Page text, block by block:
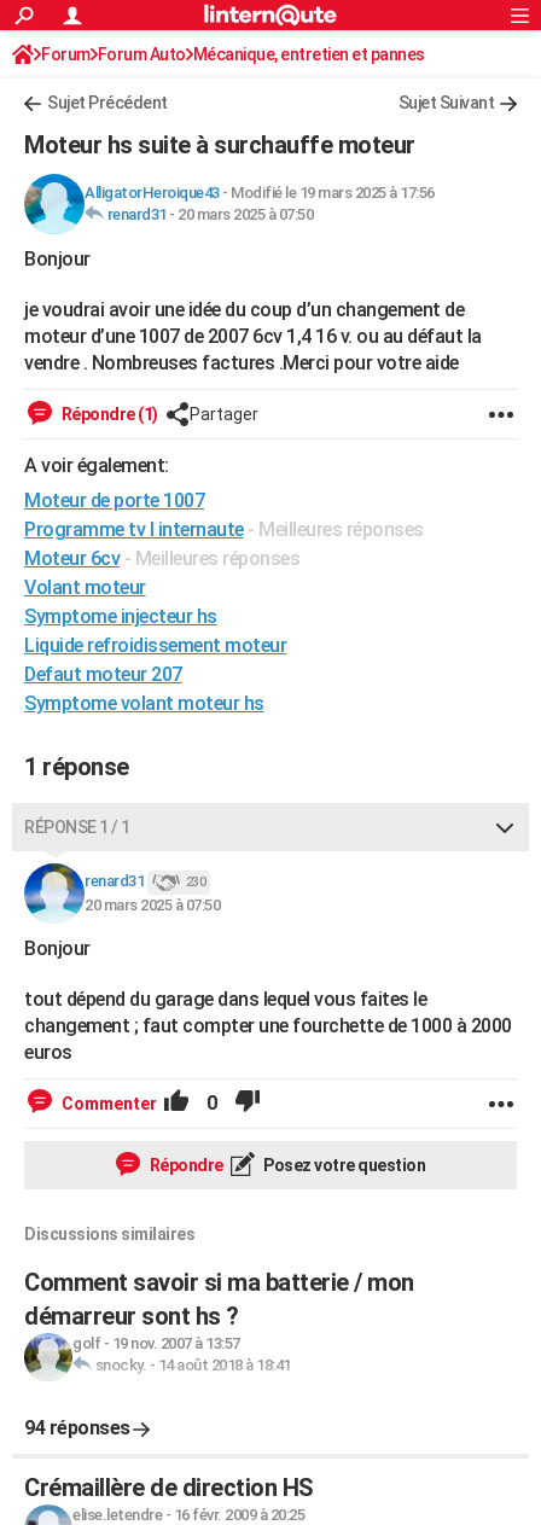
ACTUALITÉS
Politique
Société
Faits Divers
Education
Monde
Villes
+
FINANCE
Retraite
Impôts
Epargne
Immobilier
Risques naturels par ville
Banque
Assurance
Crédit
AUTO
Essais
Réserver un essai
Citadines
Berlines
SUV
Forum auto
+HIGH-TECH
Mobiles
Meilleur smartphone
Internet
Ordinateurs
Jeux vidéo
Guide high-tech
+BRICOLAGE
Forum
Aménagement intérieur
Extérieur
Cuisine
Salle de bains
Jardinage
Rangement
WEEK-END
Guides de France
Escapades
Patrimoine
Expositions
Musées
Week-end nature
LIFESTYLE
Art de vivre
Bien-être
Loisirs
Mode
Modes de vie
SANTE
Alimentation
Guide de la santé
Maladies
Médicaments
Sommeil
VOYAGE
Destinations
City break
Voyage nature
Voyage de noces
Forum
Climat
+PHOTO
GUIDES D'ACHAT
BONS PLANS
CARTE DE VOEUX
Carte de Noël
Carte Bonne année
Carte Saint-Valentin
Carte Pâques
Carte d'anniversaire
DICTIONNAIRE
PROGRAMME TV
COPAINS D'AVANT
S'inscrire
Se connecter
Lycées
Collèges
Primaires
Universités
Entreprises
Service militaire
Avis de recherche
AVIS DE DÉCÈS
FORUM
Bricolage
Lifestyle
Culture
Sport
Auto
Television
Voyage
Cinema
Rechercher
S'inscrire
Connexion
Forum Forum Auto Mécanique, entretien et pannes
Sujet Précédent Sujet Suivant
Moteur hs suite à surchauffe moteur
AlligatorHeroique43- Modifié le 19 mars 2025 à 17:56
renard31 - 20 mars 2025 à 07:50
Bonjour
je voudrai avoir une idée du coup d’un changement de
moteur d’une 1007 de 2007 6cv 1,4 16 v. ou au défaut la
vendre . Nombreuses factures .Merci pour votre aide
Répondre (1) Partager
A voir également:
Moteur de porte 1007
Programme tv l internaute - Meilleures réponses
Moteur 6cv - Meilleures réponses
Volant moteur
Symptome injecteur hs
Liquide refroidissement moteur
Defaut moteur 207
Symptome volant moteur hs
1 réponse
RÉPONSE 1 / 1
renard31 230
20 mars 2025 à 07:50
Bonjour
tout dépend du garage dans lequel vous faites le
changement ; faut compter une fourchette de 1000 à 2000
euros
Commenter 0
Répondre Posez votre question
Discussions similaires
Comment savoir si ma batterie / mon
démarreur sont hs ?
golf- 19 nov. 2007 à 13:57
snocky. - 14 août 2018 à 18:41
94 réponses
Crémaillère de direction HS
elise.letendre- 16 févr. 2009 à 20:25